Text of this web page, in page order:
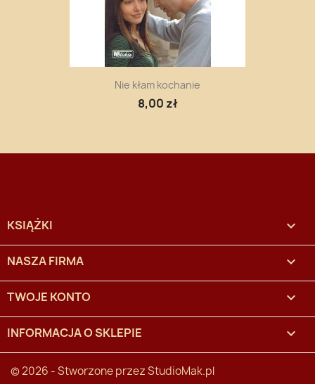
Nie kłam kochanie
8,00 zł
KSIĄŻKI 
NASZA FIRMA 
TWOJE KONTO 
INFORMACJA O SKLEPIE keyboard_arrow_down
© 2026 - Stworzone przezStudioMak.pl